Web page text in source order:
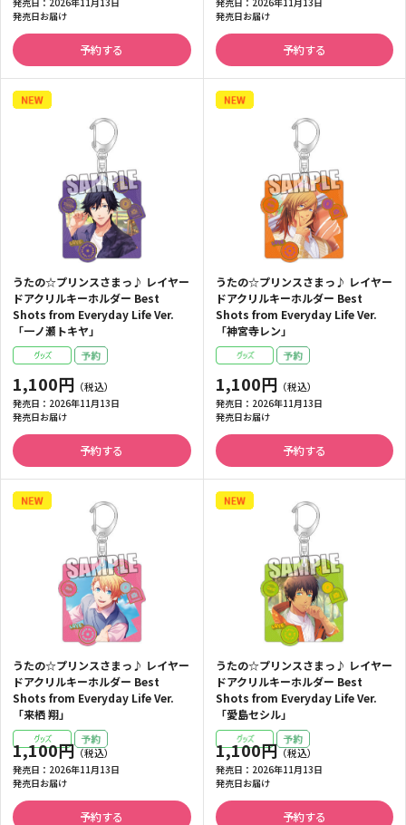
発売日お届け
予約する
発売日お届け
予約する
うたの☆プリンスさまっ♪ レイヤー
ドアクリルキーホルダー Best
Shots from Everyday Life Ver.
「一ノ瀬トキヤ」
1,100円
発売日： 2026年11月13日
発売日お届け
予約する
うたの☆プリンスさまっ♪ レイヤー
ドアクリルキーホルダー Best
Shots from Everyday Life Ver.
「神宮寺レン」
1,100円
発売日： 2026年11月13日
発売日お届け
予約する
うたの☆プリンスさまっ♪ レイヤー
ドアクリルキーホルダー Best
Shots from Everyday Life Ver.
「来栖 翔」
1,100円
発売日： 2026年11月13日
発売日お届け
予約する
うたの☆プリンスさまっ♪ レイヤー
ドアクリルキーホルダー Best
Shots from Everyday Life Ver.
「愛島セシル」
1,100円
発売日： 2026年11月13日
発売日お届け
予約する